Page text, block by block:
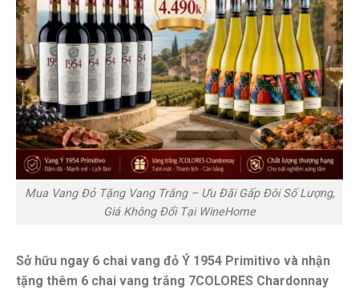
Mua Vang Đỏ Tặng Vang Trắng – Ưu Đãi Gấp Đôi Số Lượng,
Giá Không Đổi Tại WineHome
Sở hữu ngay 6 chai vang đỏ Ý 1954 Primitivo và nhận
tặng thêm 6 chai vang trắng 7COLORES Chardonnay